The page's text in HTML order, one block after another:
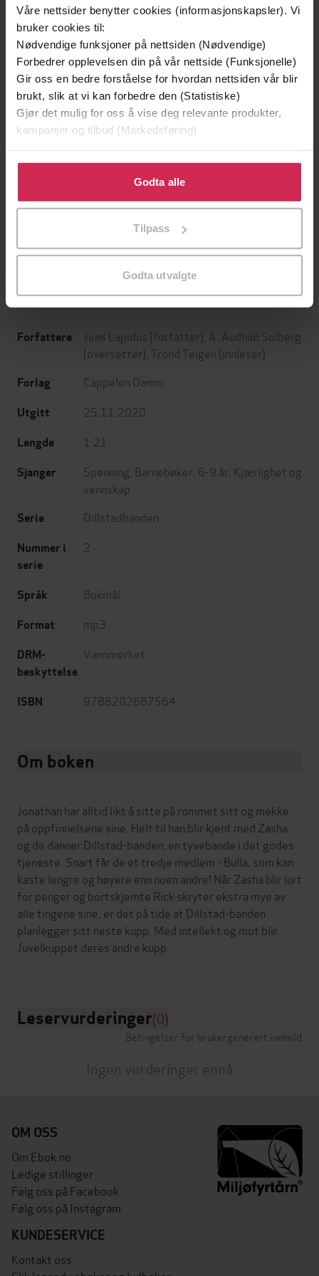
Våre nettsider benytter cookies (informasjonskapsler). Vi
bruker cookies til:
Nødvendige funksjoner på nettsiden (Nødvendige)
Forbedrer opplevelsen din på vår nettside (Funksjonelle)
Gir oss en bedre forståelse for hvordan nettsiden vår blir
brukt, slik at vi kan forbedre den (Statistiske)
Gjør det mulig for oss å vise deg relevante produkter,
kampanjer og tilbud (Markedsføring)
Klikk på «Godta alle» for å gi oss ditt samtykke til å
bruke cookies for alle disse formålene. Du kan også
tilpasse ditt samtykke til spesifikke formål ved å klikke
Godta alle
Tilpass
Godta utvalgte
239,-
Harry Potter og de vises stein
LYDBOK
249,-
LYDBOK
Forfattere Jens Lapidus (forfatter), A. Audhild Solberg
(oversetter), Trond Teigen (innleser)
Forlag Cappelen Damm
Utgitt 25.11.2020
Lengde 1:21
Sjanger Spenning Barnebøker 6-9 år Kjærlighet og
vennskap
Serie Dillstadbanden
Nummer i
serie
2
Språk Bokmål
Format mp3
DRM-
beskyttelse
Vannmerket
ISBN 9788202687564
Om boken
Jonathan har alltid likt å sitte på rommet sitt og mekke
på oppfinnelsene sine. Helt til han blir kjent med Zasha
og de danner Dillstad-banden: en tyvebande i det godes
tjeneste. Snart får de et tredje medlem - Bulla, som kan
kaste lengre og høyere enn noen andre! Når Zasha blir lurt
for penger og bortskjemte Rick skryter ekstra mye av
alle tingene sine, er det på tide at Dillstad-banden
planlegger sitt neste kupp. Med intellekt og mot blir
Juvelkuppet deres andre kupp.
Leservurderinger(0)
Betingelser for brukergenerert innhold
Ingen vurderinger ennå
OM OSS
Om Ebok.no
Ledige stillinger
Følg oss på Facebook
Følg oss på Instagram
KUNDESERVICE
Kontakt oss